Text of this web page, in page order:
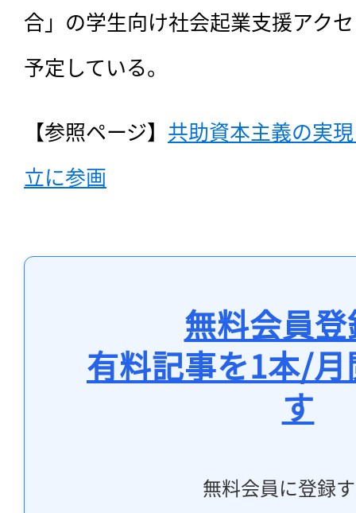
合」の学生向け社会起業支援アク
予定している。
【参照ページ】 共助資本主義の実
立に参画
無料会員
有料記事を1本/
す
無料会員に登録